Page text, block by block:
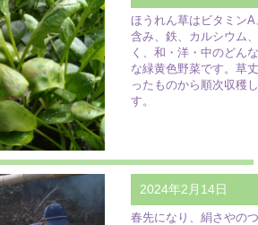
ほうれん草はビタミン
含み、鉄、カルシウム
く、和・洋・中のどん
な緑黄色野菜です。草
ったものから順次収穫
す。
2024年2月14日
春先になり、絹さやの